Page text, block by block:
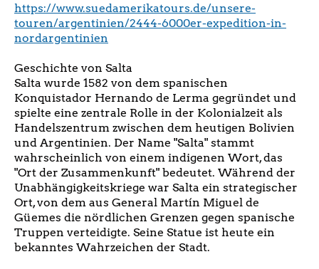
https://www.suedamerikatours.de/unsere-
touren/argentinien/2444-6000er-expedition-in-
nordargentinien
Geschichte von Salta
Salta wurde 1582 von dem spanischen
Konquistador Hernando de Lerma gegründet und
spielte eine zentrale Rolle in der Kolonialzeit als
Handelszentrum zwischen dem heutigen Bolivien
und Argentinien. Der Name "Salta" stammt
wahrscheinlich von einem indigenen Wort, das
"Ort der Zusammenkunft" bedeutet. Während der
Unabhängigkeitskriege war Salta ein strategischer
Ort, von dem aus General Martín Miguel de
Güemes die nördlichen Grenzen gegen spanische
Truppen verteidigte. Seine Statue ist heute ein
bekanntes Wahrzeichen der Stadt.